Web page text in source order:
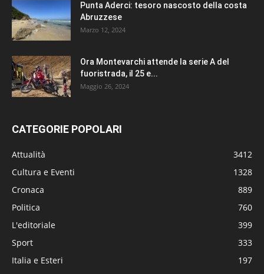
Punta Aderci: tesoro nascosto della costa
Abruzzese
Marzo 12, 2024
Ora Montevarchi attende la serie A del
fuoristrada, il 25 e...
Maggio 26, 2024
CATEGORIE POPOLARI
Attualità
3412
Cultura e Eventi
1328
Cronaca
889
Politica
760
L'editoriale
399
Sport
333
Italia e Esteri
197